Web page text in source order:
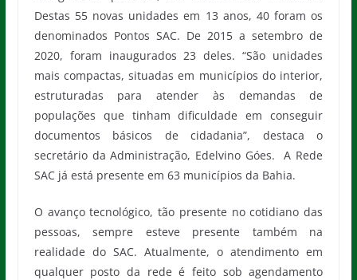
Destas 55 novas unidades em 13 anos, 40 foram os
denominados Pontos SAC. De 2015 a setembro de
2020, foram inaugurados 23 deles. “São unidades
mais compactas, situadas em municípios do interior,
estruturadas para atender às demandas de
populações que tinham dificuldade em conseguir
documentos básicos de cidadania”, destaca o
secretário da Administração, Edelvino Góes. A Rede
SAC já está presente em 63 municípios da Bahia.
O avanço tecnológico, tão presente no cotidiano das
pessoas, sempre esteve presente também na
realidade do SAC. Atualmente, o atendimento em
qualquer posto da rede é feito sob agendamento